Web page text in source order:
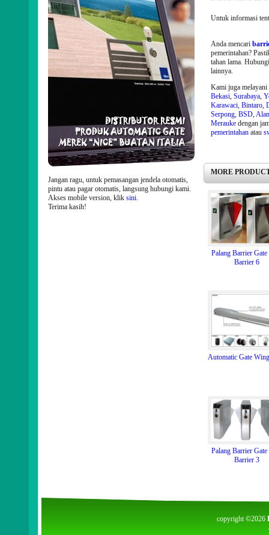
Jangan ragu, untuk pemasangan jendela otomatis,
pintu atau pagar otomatis, langsung hubungi kami.
Akses mobile version, klik sini.
Terima kasih!
Untuk informasi
Anda mencari
pemerintahan?
tahan lama.
lainnya.
Kami juga
Bekasi, Surabaya,
Karawaci, Bintaro,
Serpong, BSD,
Meraukedengan
pemerintahanatau
MORE
Palang Barrier Gate
Barrier 6
Automatic Gate
Palang Barrier Gate
Barrier 3
copyright ©2026